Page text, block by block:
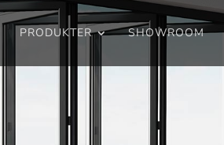
PRODUKTER SHOWROOM